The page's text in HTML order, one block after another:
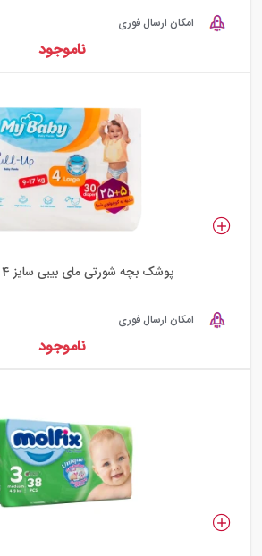
امکان ارسال فوری
ناموجود
پوشک بچه شورتی مای بیبی سایز 4 اکو5+25
امکان ارسال فوری
ناموجود